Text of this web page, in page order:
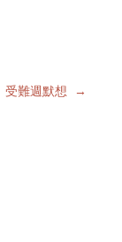
受難週默想 →